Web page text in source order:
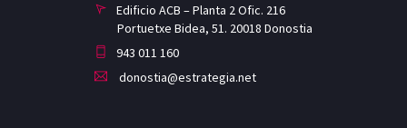
Edificio ACB – Planta 2 Ofic. 216
Portuetxe Bidea, 51. 20018 Donostia
943 011 160
donostia@estrategia.net